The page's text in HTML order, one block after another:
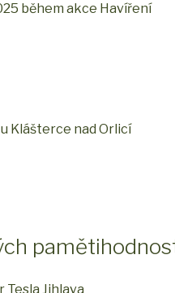
během akce Havíření
Klášterce nad Orlicí
Jihlava